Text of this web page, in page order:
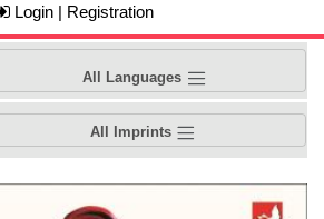
Login | Registration
All Languages
All Imprints